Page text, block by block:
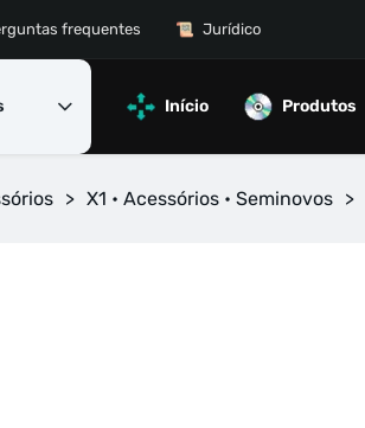
frequentes Jurídico
Início Produtos
> X1 • Acessórios • Seminovos >